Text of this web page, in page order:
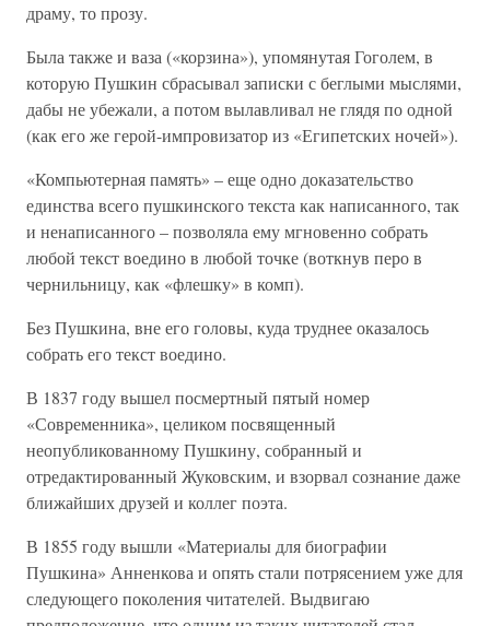
драму, то прозу.
Была также и ваза («корзина»), упомянутая Гоголем, в
которую Пушкин сбрасывал записки с беглыми мыслями,
дабы не убежали, а потом вылавливал не глядя по одной
(как его же герой-импровизатор из «Египетских ночей»).
«Компьютерная память» – еще одно доказательство
единства всего пушкинского текста как написанного, так
и ненаписанного – позволяла ему мгновенно собрать
любой текст воедино в любой точке (воткнув перо в
чернильницу, как «флешку» в комп).
Без Пушкина, вне его головы, куда труднее оказалось
собрать его текст воедино.
В 1837 году вышел посмертный пятый номер
«Современника», целиком посвященный
неопубликованному Пушкину, собранный и
отредактированный Жуковским, и взорвал сознание даже
ближайших друзей и коллег поэта.
В 1855 году вышли «Материалы для биографии
Пушкина» Анненкова и опять стали потрясением уже для
следующего поколения читателей. Выдвигаю